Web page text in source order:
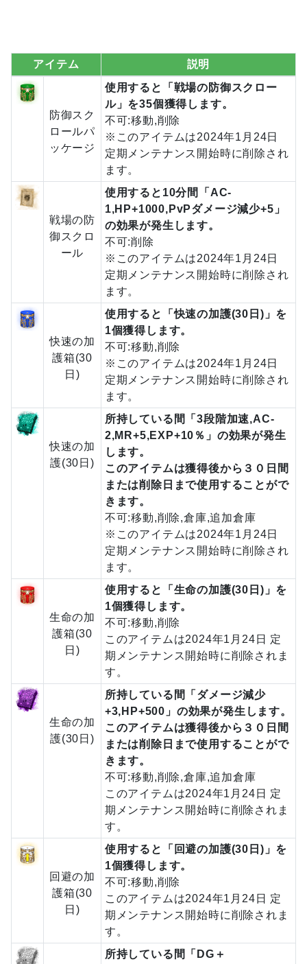
アイテム 説明
防御スク
ロールパ
ッケージ
使用すると「戦場の防御スクロー
ル」を35個獲得します。
不可:移動,削除
※このアイテムは2024年1月24日
定期メンテナンス開始時に削除され
ます。
戦場の防
御スクロ
ール
使用すると10分間「AC-
1,HP+1000,PvPダメージ減少+5」
の効果が発生します。
不可:削除
※このアイテムは2024年1月24日
定期メンテナンス開始時に削除され
ます。
快速の加
護箱(30
日)
使用すると「快速の加護(30日)」を
1個獲得します。
不可:移動,削除
※このアイテムは2024年1月24日
定期メンテナンス開始時に削除され
ます。
快速の加
護(30日)
所持している間「3段階加速,AC-
2,MR+5,EXP+10％」の効果が発生
します。
このアイテムは獲得後から３０日間
または削除日まで使用することがで
きます。
不可:移動,削除,倉庫,追加倉庫
※このアイテムは2024年1月24日
定期メンテナンス開始時に削除され
ます。
生命の加
護箱(30
日)
使用すると「生命の加護(30日)」を
1個獲得します。
不可:移動,削除
このアイテムは2024年1月24日 定
期メンテナンス開始時に削除されま
す。
生命の加
護(30日)
所持している間「ダメージ減少
+3,HP+500」の効果が発生します。
このアイテムは獲得後から３０日間
または削除日まで使用することがで
きます。
不可:移動,削除,倉庫,追加倉庫
このアイテムは2024年1月24日 定
期メンテナンス開始時に削除されま
す。
回避の加
護箱(30
日)
使用すると「回避の加護(30日)」を
1個獲得します。
不可:移動,削除
このアイテムは2024年1月24日 定
期メンテナンス開始時に削除されま
す。
所持している間「DG＋